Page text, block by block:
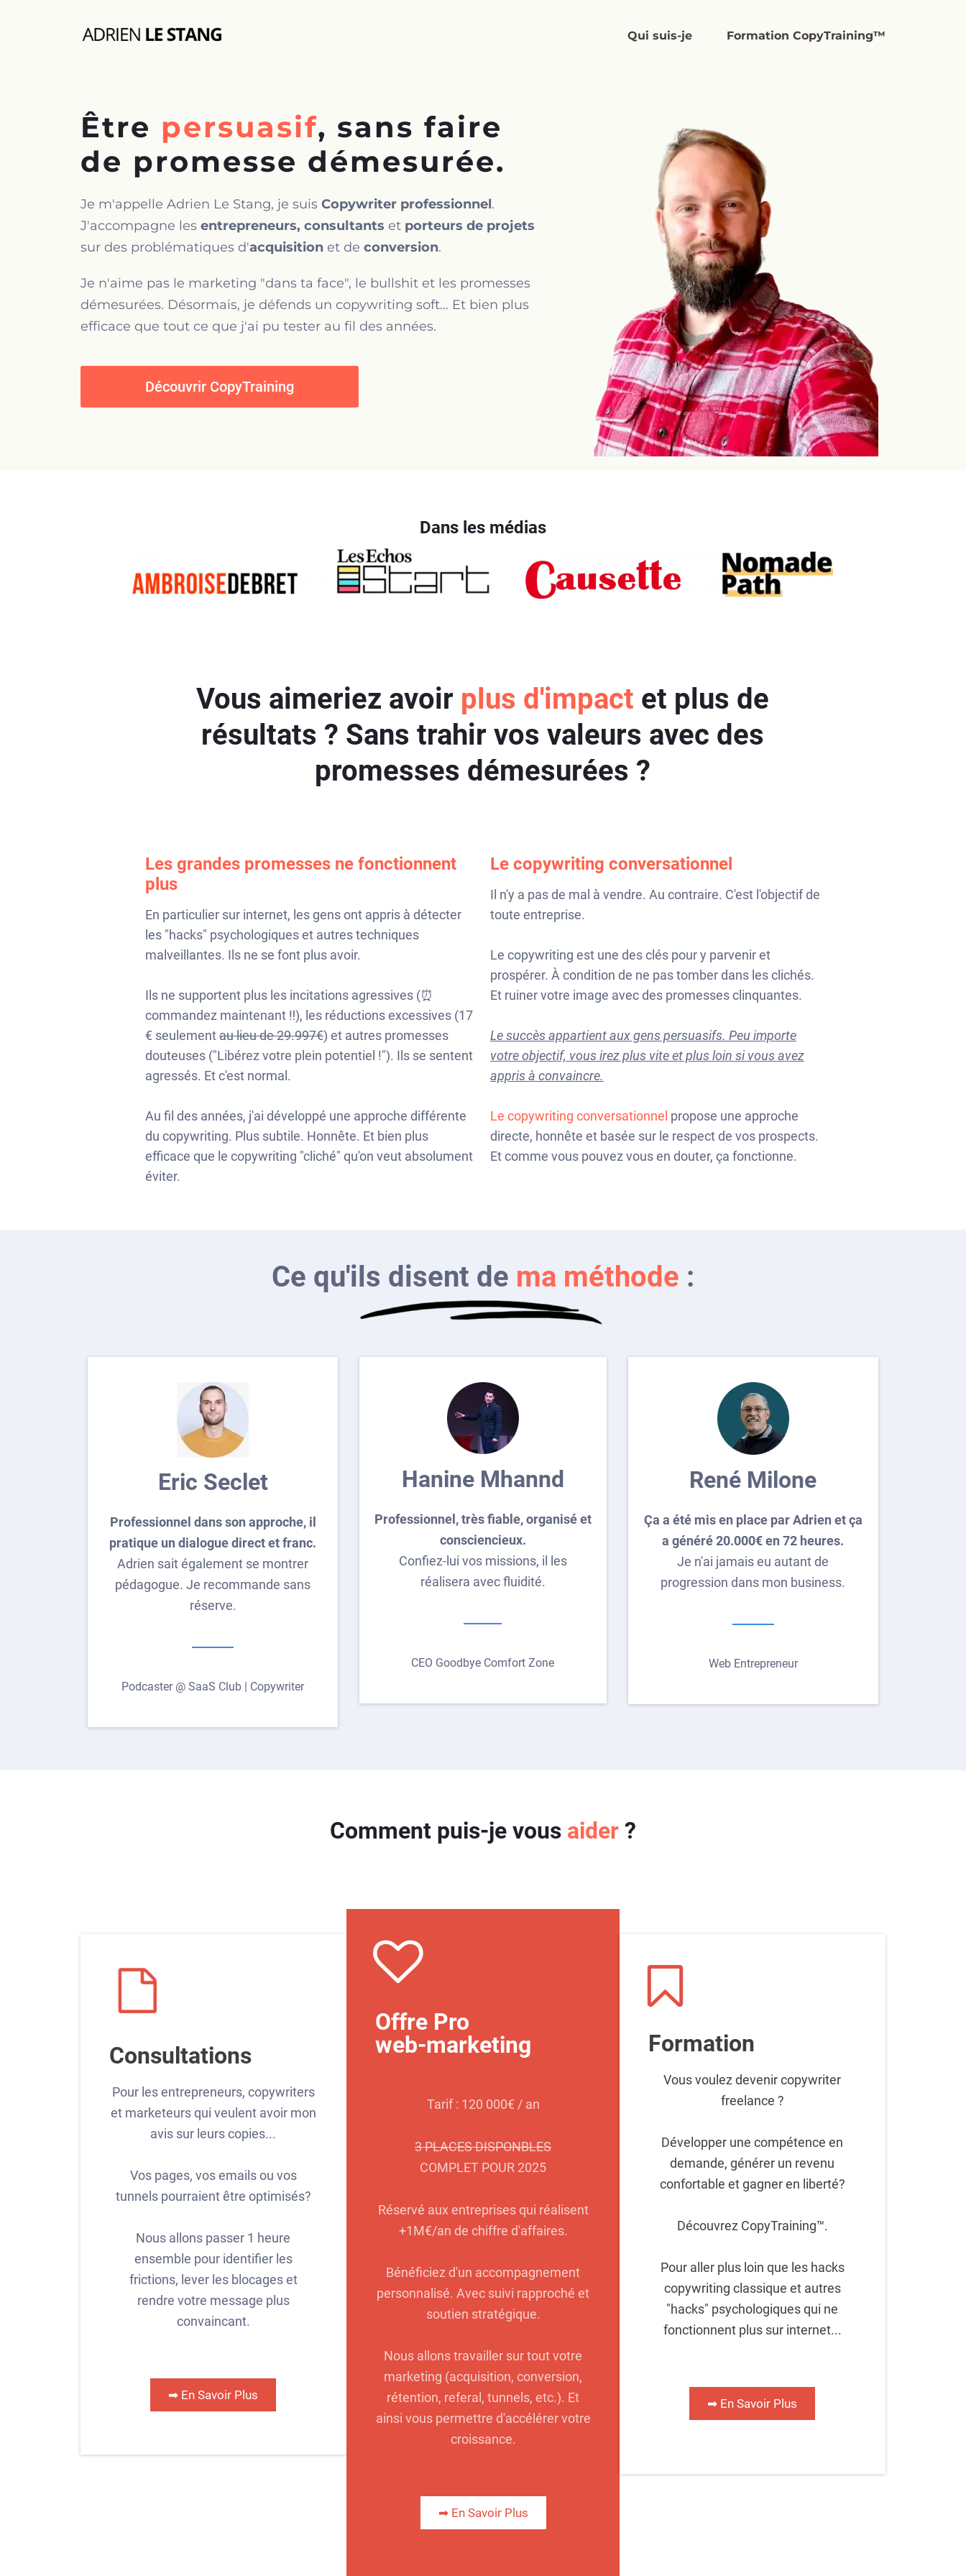
Qui suis-je Formation CopyTraining™
Être persuasif, sans faire
de promesse démesurée.
Je m'appelle Adrien Le Stang, je suis Copywriter professionnel.
J'accompagne les entrepreneurs, consultants et porteurs de projets
sur des problématiques d'acquisition et de conversion.
Je n'aime pas le marketing "dans ta face", le bullshit et les promesses
démesurées. Désormais, je défends un copywriting soft... Et bien plus
efficace que tout ce que j'ai pu tester au fil des années.
Découvrir CopyTraining
Dans les médias
Vous aimeriez avoir plus d'impact et plus de
résultats ? Sans trahir vos valeurs avec des
promesses démesurées ?
Les grandes promesses ne fonctionnent
plus
En particulier sur internet, les gens ont appris à détecter
les "hacks" psychologiques et autres techniques
malveillantes. Ils ne se font plus avoir.
Ils ne supportent plus les incitations agressives (⏰
commandez maintenant ‼️), les réductions excessives (17
€ seulementau lieu de 29.997€) et autres promesses
douteuses ("Libérez votre plein potentiel !"). Ils se sentent
agressés. Et c'est normal.
Au fil des années, j'ai développé une approche différente
du copywriting. Plus subtile. Honnête. Et bien plus
efficace que le copywriting "cliché" qu'on veut absolument
éviter.
Le copywriting conversationnel
Il n'y a pas de mal à vendre. Au contraire. C'est l'objectif de
toute entreprise.
Le copywriting est une des clés pour y parvenir et
prospérer. À condition de ne pas tomber dans les clichés.
Et ruiner votre image avec des promesses clinquantes.
Le succès appartient aux gens persuasifs. Peu importe
votre objectif, vous irez plus vite et plus loin si vous avez
appris à convaincre.
Le copywriting conversationnel propose une approche
directe, honnête et basée sur le respect de vos prospects.
Et comme vous pouvez vous en douter, ça fonctionne.
Ce qu'ils disent de ma méthode :
Eric Seclet
Professionnel dans son approche, il
pratique un dialogue direct et franc.
Adrien sait également se montrer
pédagogue. Je recommande sans
réserve.
Podcaster @ SaaS Club | Copywriter
Hanine Mhannd
Professionnel, très fiable, organisé et
consciencieux.
Confiez-lui vos missions, il les
réalisera avec fluidité.
CEO Goodbye Comfort Zone
René Milone
Ça a été mis en place par Adrien et ça
a généré 20.000€ en 72 heures.
Je n'ai jamais eu autant de
progression dans mon business.
Web Entrepreneur
Comment puis-je vous aider?
Consultations
Pour les entrepreneurs, copywriters
et marketeurs qui veulent avoir mon
avis sur leurs copies...
Vos pages, vos emails ou vos
tunnels pourraient être optimisés?
Nous allons passer 1 heure
ensemble pour identifier les
frictions, lever les blocages et
rendre votre message plus
convaincant.
➡ En Savoir Plus
Offre Pro
web-marketing
Tarif : 120 000€ / an
3 PLACES DISPONBLES
COMPLET POUR 2025
Réservé aux entreprises qui réalisent
+1M€/an de chiffre d'affaires.
Bénéficiez d'un accompagnement
personnalisé. Avec suivi rapproché et
soutien stratégique.
Nous allons travailler sur tout votre
marketing (acquisition, conversion,
rétention, referal, tunnels, etc.). Et
ainsi vous permettre d'accélérer votre
croissance.
➡ En Savoir Plus
Formation
Vous voulez devenir copywriter
freelance ?
Développer une compétence en
demande, générer un revenu
confortable et gagner en liberté?
Découvrez CopyTraining™.
Pour aller plus loin que les hacks
copywriting classique et autres
"hacks" psychologiques qui ne
fonctionnent plus sur internet...
➡ En Savoir Plus